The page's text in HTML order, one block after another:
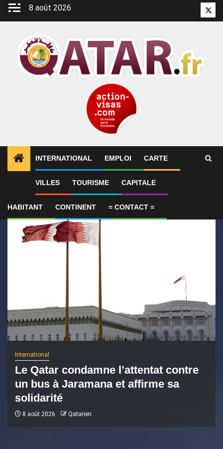
Aller
8 août 2026
INTERNATIONAL EMPLOI CARTE
VILLES TOURISME CAPITALE
HABITANT CONTINENT = CONTACT =
ALERTES INFO 1 Le Qatar condamne l’attentat
International
Le Qatar condamne l’attentat contre
un bus à Jaramana et affirme sa
solidarité
8 août 2026 Qatarien